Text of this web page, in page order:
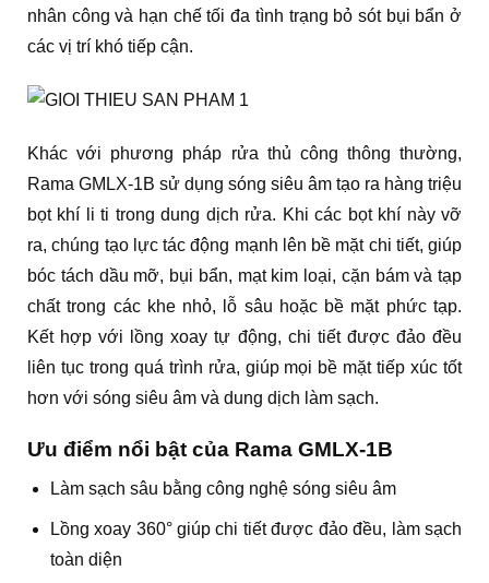
nhân công và hạn chế tối đa tình trạng bỏ sót bụi bẩn ở
các vị trí khó tiếp cận.
Khác với phương pháp rửa thủ công thông thường,
Rama GMLX-1B sử dụng sóng siêu âm tạo ra hàng triệu
bọt khí li ti trong dung dịch rửa. Khi các bọt khí này vỡ
ra, chúng tạo lực tác động mạnh lên bề mặt chi tiết, giúp
bóc tách dầu mỡ, bụi bẩn, mạt kim loại, cặn bám và tạp
chất trong các khe nhỏ, lỗ sâu hoặc bề mặt phức tạp.
Kết hợp với lồng xoay tự động, chi tiết được đảo đều
liên tục trong quá trình rửa, giúp mọi bề mặt tiếp xúc tốt
hơn với sóng siêu âm và dung dịch làm sạch.
Ưu điểm nổi bật của Rama GMLX-1B
Làm sạch sâu bằng công nghệ sóng siêu âm
Lồng xoay 360° giúp chi tiết được đảo đều, làm sạch
toàn diện